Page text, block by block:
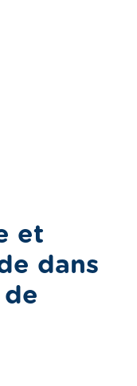
et
dans